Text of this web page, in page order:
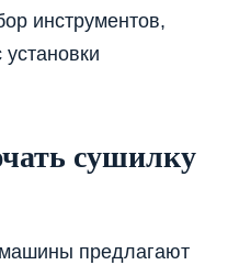
инструментов,
сушилку
предлагают